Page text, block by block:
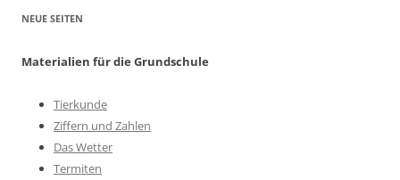
NEUE SEITEN
Materialien für die Grundschule
Tierkunde
Ziffern und Zahlen
Das Wetter
Termiten